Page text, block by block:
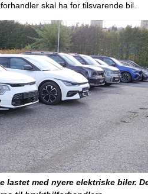
skal ha for tilsvarende bil.
lastet med nyere elektriske biler.